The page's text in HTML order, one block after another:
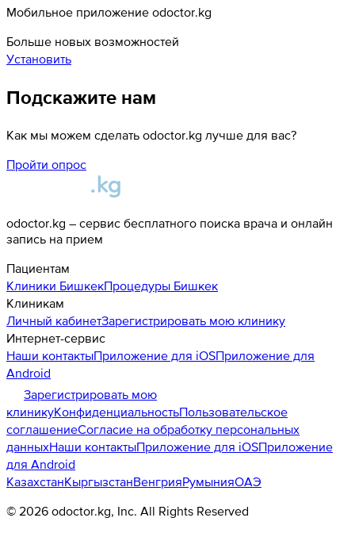
Мобильное приложение odoctor.kg
Больше новых возможностей
Установить
Подскажите нам
Как мы можем сделать odoctor.kg лучше для вас?
Пройти опрос
odoctor.kg – сервис бесплатного поиска врача и онлайн
запись на прием
Пациентам
Клиники БишкекПроцедуры Бишкек
Клиникам
Личный кабинетЗарегистрировать мою клинику
Интернет-сервис
Наши контактыПриложение для iOSПриложение для
Android
Зарегистрировать мою
клиникуКонфиденциальностьПользовательское
соглашениеСогласие на обработку персональных
данныхНаши контактыПриложение для iOSПриложение
для Android
КазахстанКыргызстанВенгрияРумынияОАЭ
© 2026 odoctor.kg, Inc. All Rights Reserved